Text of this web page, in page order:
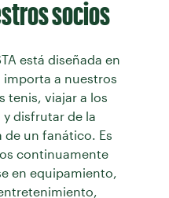
socios
está diseñada en
importa a nuestros
tenis, viajar a los
disfrutar de la
un fanático. Es
continuamente
en equipamiento,